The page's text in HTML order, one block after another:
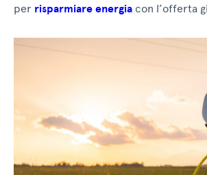
per risparmiare energia con l’offerta